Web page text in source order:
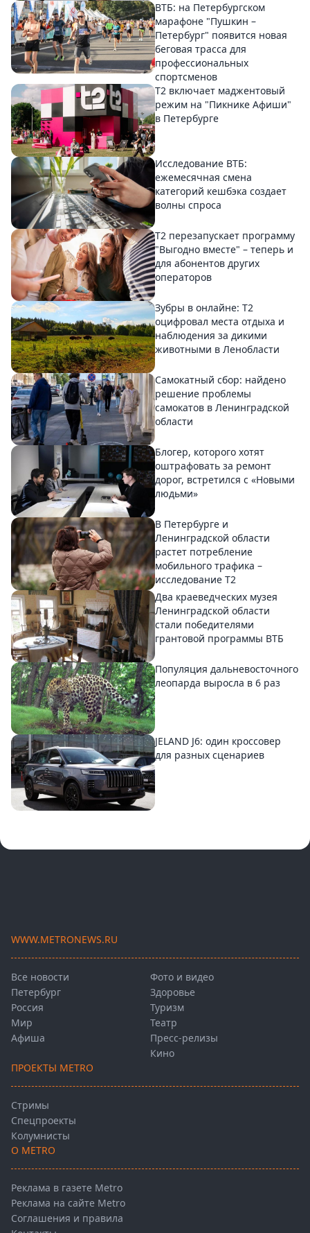
ВТБ: на Петербургском
марафоне "Пушкин –
Петербург" появится новая
беговая трасса для
профессиональных
спортсменов
Т2 включает маджентовый
режим на "Пикнике Афиши"
в Петербурге
Исследование ВТБ:
ежемесячная смена
категорий кешбэка создает
волны спроса
Т2 перезапускает программу
"Выгодно вместе" – теперь и
для абонентов других
операторов
Зубры в онлайне: Т2
оцифровал места отдыха и
наблюдения за дикими
животными в Ленобласти
Самокатный сбор: найдено
решение проблемы
самокатов в Ленинградской
области
Блогер, которого хотят
оштрафовать за ремонт
дорог, встретился с «Новыми
людьми»
В Петербурге и
Ленинградской области
растет потребление
мобильного трафика –
исследование T2
Два краеведческих музея
Ленинградской области
стали победителями
грантовой программы ВТБ
Популяция дальневосточного
леопарда выросла в 6 раз
JELAND J6: один кроссовер
для разных сценариев
WWW.METRONEWS.RU
Все новости
Петербург
Россия
Мир
Афиша
Фото и видео
Здоровье
Туризм
Театр
Пресс-релизы
Кино
ПРОЕКТЫ METRO
Стримы
Спецпроекты
Колумнисты
О METRO
Реклама в газете Metro
Реклама на сайте Metro
Соглашения и правила